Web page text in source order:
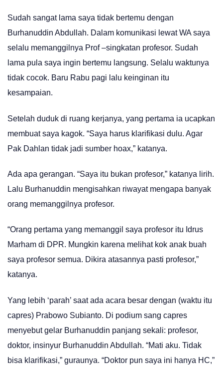
Sudah sangat lama saya tidak bertemu dengan
Burhanuddin Abdullah. Dalam komunikasi lewat WA saya
selalu memanggilnya Prof –singkatan profesor. Sudah
lama pula saya ingin bertemu langsung. Selalu waktunya
tidak cocok. Baru Rabu pagi lalu keinginan itu
kesampaian.
Setelah duduk di ruang kerjanya, yang pertama ia ucapkan
membuat saya kagok. “Saya harus klarifikasi dulu. Agar
Pak Dahlan tidak jadi sumber hoax,” katanya.
Ada apa gerangan. “Saya itu bukan profesor,” katanya lirih.
Lalu Burhanuddin mengisahkan riwayat mengapa banyak
orang memanggilnya profesor.
“Orang pertama yang memanggil saya profesor itu Idrus
Marham di DPR. Mungkin karena melihat kok anak buah
saya profesor semua. Dikira atasannya pasti profesor,”
katanya.
Yang lebih ‘parah’ saat ada acara besar dengan (waktu itu
capres) Prabowo Subianto. Di podium sang capres
menyebut gelar Burhanuddin panjang sekali: profesor,
doktor, insinyur Burhanuddin Abdullah. “Mati aku. Tidak
bisa klarifikasi,” guraunya. “Doktor pun saya ini hanya HC,”